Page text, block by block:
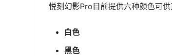
悦刻幻影Pro目前提供六种颜色可
白色
黑色